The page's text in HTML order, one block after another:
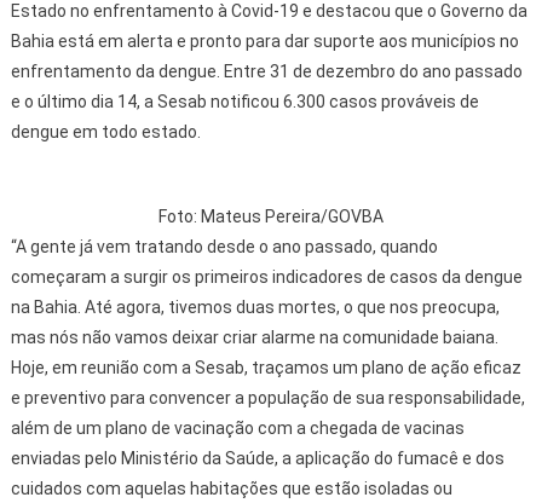
Estado no enfrentamento à Covid-19 e destacou que o Governo da
Bahia está em alerta e pronto para dar suporte aos municípios no
enfrentamento da dengue. Entre 31 de dezembro do ano passado
e o último dia 14, a Sesab notificou 6.300 casos prováveis de
dengue em todo estado.
Foto: Mateus Pereira/GOVBA
“A gente já vem tratando desde o ano passado, quando
começaram a surgir os primeiros indicadores de casos da dengue
na Bahia. Até agora, tivemos duas mortes, o que nos preocupa,
mas nós não vamos deixar criar alarme na comunidade baiana.
Hoje, em reunião com a Sesab, traçamos um plano de ação eficaz
e preventivo para convencer a população de sua responsabilidade,
além de um plano de vacinação com a chegada de vacinas
enviadas pelo Ministério da Saúde, a aplicação do fumacê e dos
cuidados com aquelas habitações que estão isoladas ou